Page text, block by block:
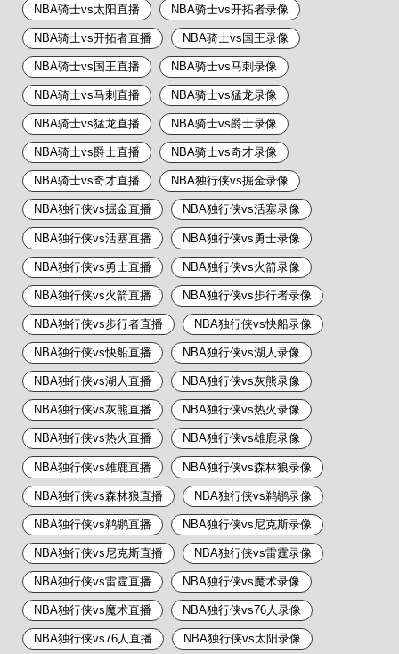
NBA骑士vs太阳直播 NBA骑士vs开拓者录像
NBA骑士vs开拓者直播 NBA骑士vs国王录像
NBA骑士vs国王直播 NBA骑士vs马刺录像
NBA骑士vs马刺直播 NBA骑士vs猛龙录像
NBA骑士vs猛龙直播 NBA骑士vs爵士录像
NBA骑士vs爵士直播 NBA骑士vs奇才录像
NBA骑士vs奇才直播 NBA独行侠vs掘金录像
NBA独行侠vs掘金直播 NBA独行侠vs活塞录像
NBA独行侠vs活塞直播 NBA独行侠vs勇士录像
NBA独行侠vs勇士直播 NBA独行侠vs火箭录像
NBA独行侠vs火箭直播 NBA独行侠vs步行者录像
NBA独行侠vs步行者直播 NBA独行侠vs快船录像
NBA独行侠vs快船直播 NBA独行侠vs湖人录像
NBA独行侠vs湖人直播 NBA独行侠vs灰熊录像
NBA独行侠vs灰熊直播 NBA独行侠vs热火录像
NBA独行侠vs热火直播 NBA独行侠vs雄鹿录像
NBA独行侠vs雄鹿直播 NBA独行侠vs森林狼录像
NBA独行侠vs森林狼直播 NBA独行侠vs鹈鹕录像
NBA独行侠vs鹈鹕直播 NBA独行侠vs尼克斯录像
NBA独行侠vs尼克斯直播 NBA独行侠vs雷霆录像
NBA独行侠vs雷霆直播 NBA独行侠vs魔术录像
NBA独行侠vs魔术直播 NBA独行侠vs76人录像
NBA独行侠vs76人直播 NBA独行侠vs太阳录像